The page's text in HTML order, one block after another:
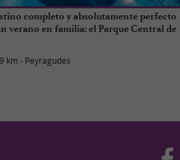
completo y absolutamente perfecto
verano en familia: el Parque Central de
km - Peyragudes